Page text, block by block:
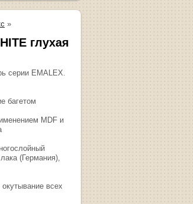
»
глухая
cерии EMALEX.
багетом
MDF и
(Германия),
всех